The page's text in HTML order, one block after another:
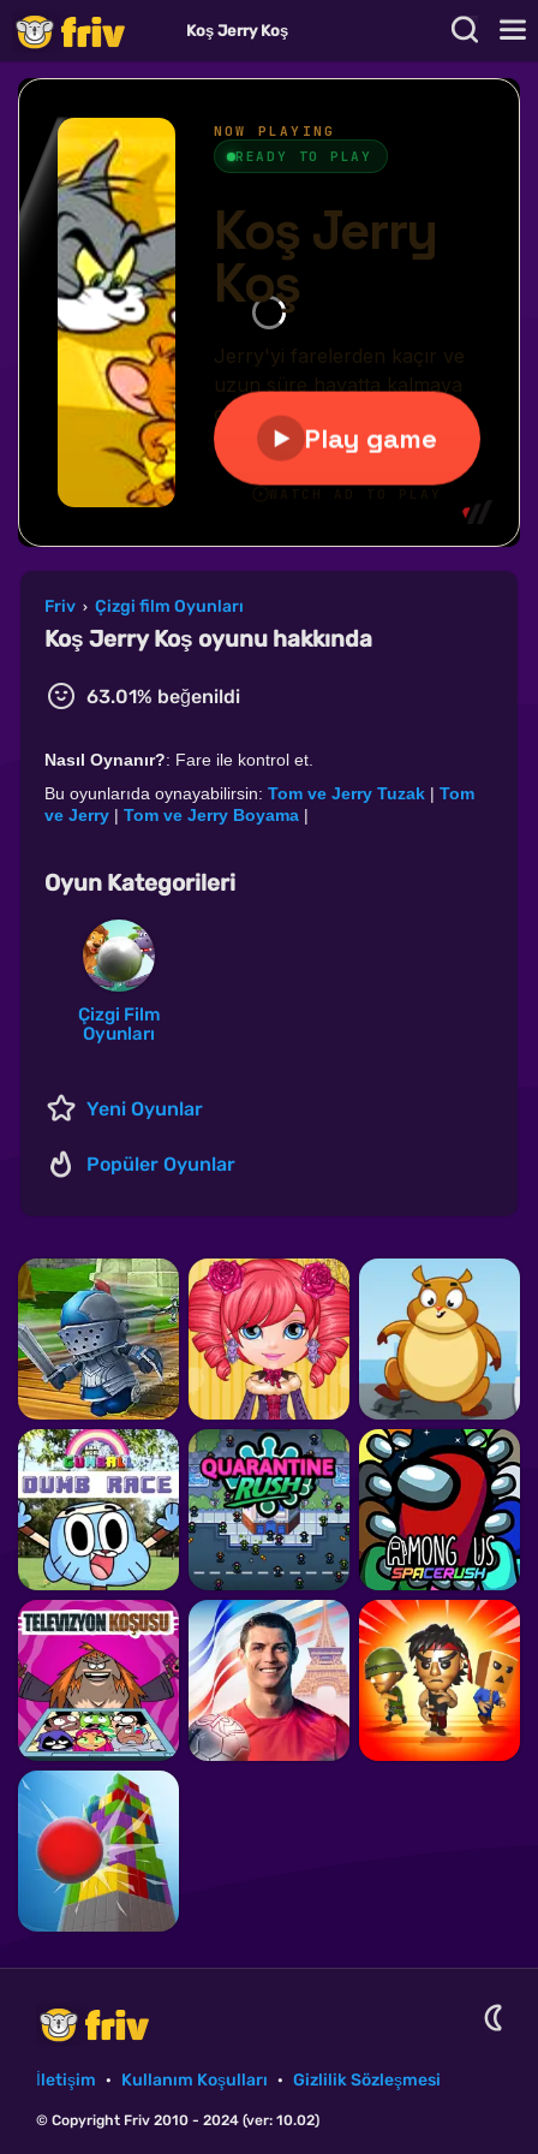
Koş Jerry Koş
Friv › Çizgi film Oyunları
Koş Jerry Koş oyunu hakkında
63.01% beğenildi
Nasıl Oynanır?: Fare ile kontrol et.
Bu oyunlarıda oynayabilirsin: Tom ve Jerry Tuzak | Tom
ve Jerry | Tom ve Jerry Boyama |
Oyun Kategorileri
Çizgi Film
Oyunları
Yeni Oyunlar
Popüler Oyunlar
İletişim · Kullanım Koşulları · Gizlilik Sözleşmesi
© Copyright Friv 2010 - 2024 (ver: 10.02)